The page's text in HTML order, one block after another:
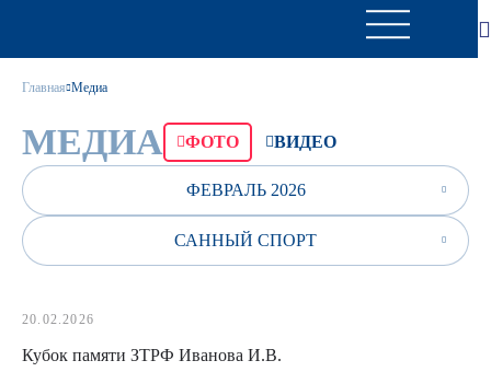
Главная Медиа
МЕДИА ФОТО ВИДЕО
ФЕВРАЛЬ 2026
САННЫЙ СПОРТ
20.02.2026
Кубок памяти ЗТРФ Иванова И.В.